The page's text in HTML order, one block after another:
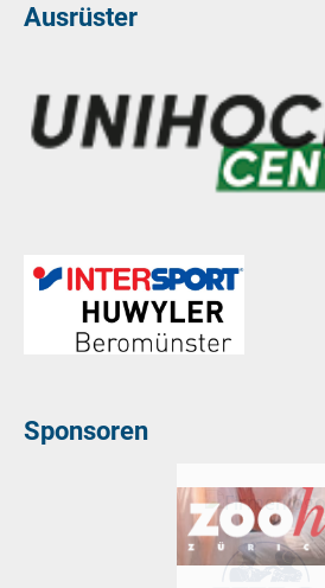
Ausrüster
Sponsoren